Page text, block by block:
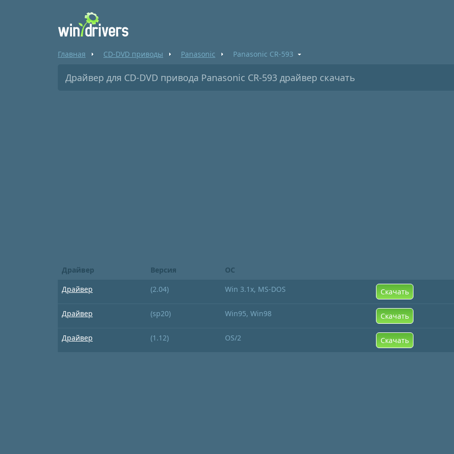
Главная CD-DVD приводы Panasonic Panasonic CR-593
Драйвер для CD-DVD привода Panasonic CR-593 драйвер скачать
Драйвер Версия
ОС
Драйвер
(2.04) Win 3.1x, MS-DOS Скачать
Драйвер (sp20) Win95, Win98 Скачать
Драйвер (1.12) OS/2 Скачать